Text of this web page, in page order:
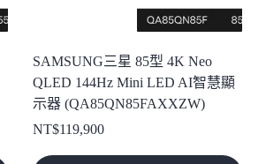
SAMSUNG三星 85型 4K Neo
QLED 144Hz Mini LED AI智慧顯
示器 (QA85QN85FAXXZW)
NT$119,900